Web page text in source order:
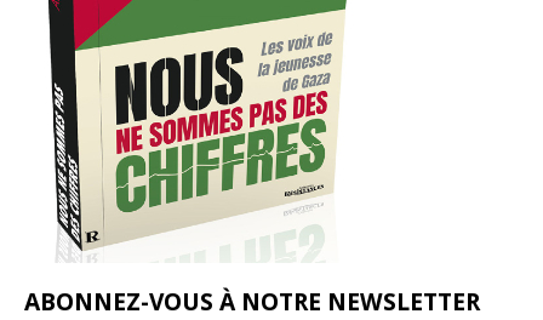
ABONNEZ-VOUS À NOTRE NEWSLETTER